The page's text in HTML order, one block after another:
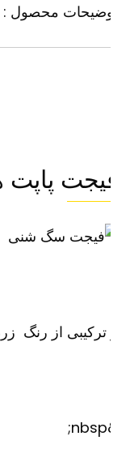
محصول :
پاپت
ترکیبی از رنگ زرد